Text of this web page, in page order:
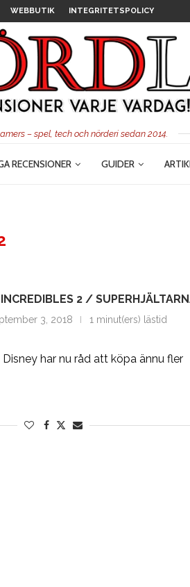
WEBBUTIK INTEGRITETSPOLICY
– spel, tech och nörderi sedan 2014.
RECENSIONER GUIDER
2 /
3, 2018 1 minut(ers) lästid
Disney har nu råd att köpa ännu fler